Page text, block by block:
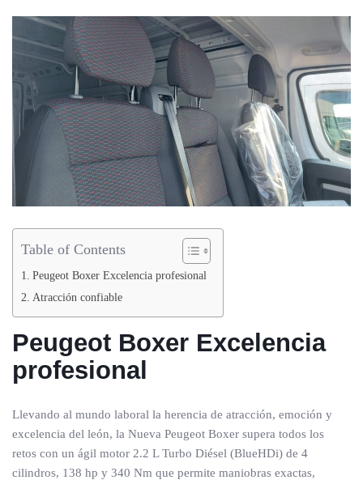
Table of Contents
Peugeot Boxer Excelencia profesional
Atracción confiable
Peugeot Boxer Excelencia
profesional
Llevando al mundo laboral la herencia de atracción, emoción y
excelencia del león, la Nueva Peugeot Boxer supera todos los
retos con un ágil motor 2.2 L Turbo Diésel (BlueHDi) de 4
cilindros, 138 hp y 340 Nm que permite maniobras exactas,